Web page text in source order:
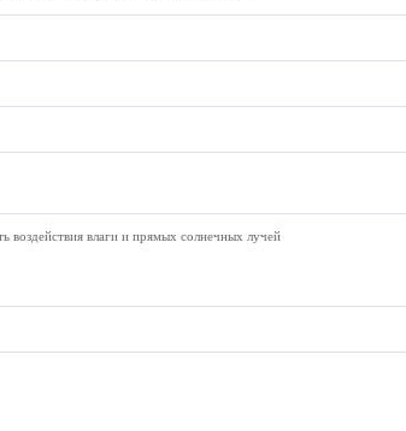
воздействия влаги и прямых солнечных лучей